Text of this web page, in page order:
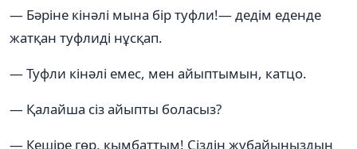
— Бәріне кінәлі мына бір туфли!— дедім еденде
жатқан туфлиді нұсқап.
— Туфли кінәлі емес, мен айыптымын, катцо.
— Қалайша сіз айыпты боласыз?
— Кешіре гөр, қымбаттым! Сіздің жұбайыңыздың